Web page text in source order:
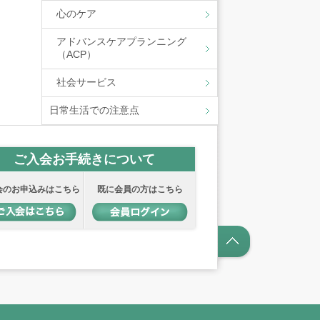
心のケア
アドバンスケアプランニング
（ACP）
社会サービス
日常生活での注意点
ご入会お手続きについて
のお申込みはこちら 既に会員の方はこちら